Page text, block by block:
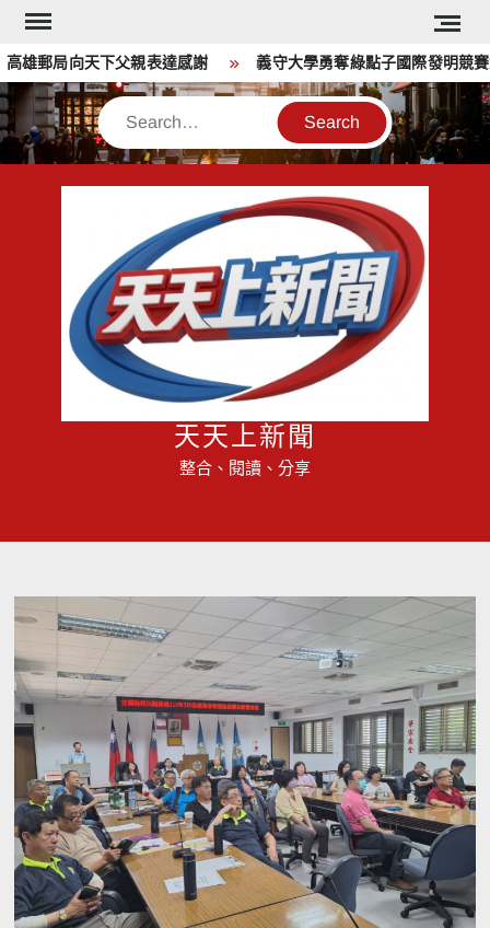
Skip
content
郵局向天下父親表達感謝 義守大學勇奪綠點子國際發明競賽
Search
天天上新聞
整合、閱讀、分享